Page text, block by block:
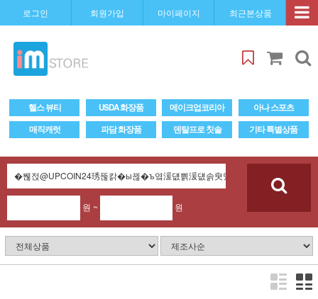
로그인 회원가입 마이페이지 최근본상품
헬스 뷰티 USDA 화장품 메이크업코리아
아나 스포츠
매직캐럿
파담 화장품 덴탈프로 칫솔 기타 특별상품
원 ~ 원